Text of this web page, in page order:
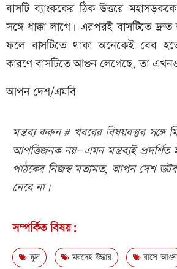
বাসটি ব্যাংককের ঠিক উত্তরে
সঙ্গে ধাক্কা লাগে। এরপরই বাসটিতে
ফলে বাসটিতে থাকা অনেকেই বের
কারণে বাসটিতে আগুন লেগেছে, তা
আপন দেশ/এমবি
মন্তব্য করুন # খবরের বিষয়বস্তুর সঙ্গে
আপত্তিজনক নয়- এমন মন্তব্যই প্রদর্শিত
পাঠকের নিজস্ব মতামত, আপন দেশ
নেবে না।
সম্পর্কিত বিষয়:
স্কুল মরদেহ উদ্ধার বাসে আগুন